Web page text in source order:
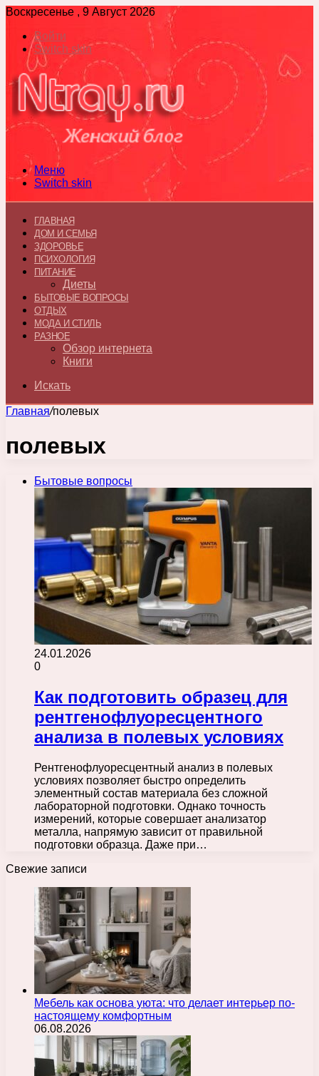
Воскресенье , 9 Август 2026
Войти
Switch skin
Меню
Switch skin
ГЛАВНАЯ
ДОМ И СЕМЬЯ
ЗДОРОВЬЕ
ПСИХОЛОГИЯ
ПИТАНИЕ
Диеты
БЫТОВЫЕ ВОПРОСЫ
ОТДЫХ
МОДА И СТИЛЬ
РАЗНОЕ
Обзор интернета
Книги
Искать
Главная/полевых
полевых
Бытовые вопросы
24.01.2026
0
Как подготовить образец для
рентгенофлуоресцентного
анализа в полевых условиях
Рентгенофлуоресцентный анализ в полевых
условиях позволяет быстро определить
элементный состав материала без сложной
лабораторной подготовки. Однако точность
измерений, которые совершает анализатор
металла, напрямую зависит от правильной
подготовки образца. Даже при…
Свежие записи
Мебель как основа уюта: что делает интерьер по-
настоящему комфортным
06.08.2026